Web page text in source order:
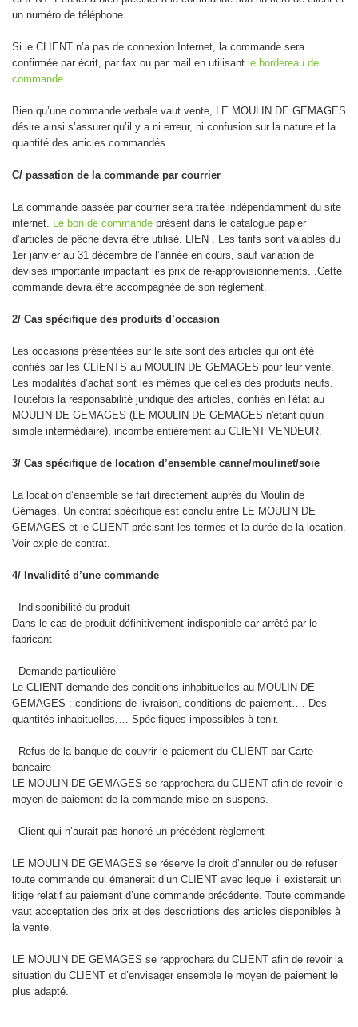
un numéro de téléphone.
Si le CLIENT n’a pas de connexion Internet, la commande sera
confirmée par écrit, par fax ou par mail en utilisant le bordereau de
commande.
Bien qu’une commande verbale vaut vente, LE MOULIN DE GEMAGES
désire ainsi s’assurer qu’il y a ni erreur, ni confusion sur la nature et la
quantité des articles commandés..
C/ passation de la commande par courrier
La commande passée par courrier sera traitée indépendamment du site
internet. Le bon de commande présent dans le catalogue papier
d’articles de pêche devra être utilisé. LIEN , Les tarifs sont valables du
1er janvier au 31 décembre de l’année en cours, sauf variation de
devises importante impactant les prix de ré-approvisionnements. .Cette
commande devra être accompagnée de son règlement.
2/ Cas spécifique des produits d’occasion
Les occasions présentées sur le site sont des articles qui ont été
confiés par les CLIENTS au MOULIN DE GEMAGES pour leur vente.
Les modalités d’achat sont les mêmes que celles des produits neufs.
Toutefois la responsabilité juridique des articles, confiés en l'état au
MOULIN DE GEMAGES (LE MOULIN DE GEMAGES n'étant qu'un
simple intermédiaire), incombe entièrement au CLIENT VENDEUR.
3/ Cas spécifique de location d’ensemble canne/moulinet/soie
La location d’ensemble se fait directement auprès du Moulin de
Gémages. Un contrat spécifique est conclu entre LE MOULIN DE
GEMAGES et le CLIENT précisant les termes et la durée de la location.
Voir exple de contrat.
4/ Invalidité d’une commande
- Indisponibilité du produit
Dans le cas de produit définitivement indisponible car arrêté par le
fabricant
- Demande particulière
Le CLIENT demande des conditions inhabituelles au MOULIN DE
GEMAGES : conditions de livraison, conditions de paiement…. Des
quantités inhabituelles,… Spécifiques impossibles à tenir.
- Refus de la banque de couvrir le paiement du CLIENT par Carte
bancaire
LE MOULIN DE GEMAGES se rapprochera du CLIENT afin de revoir le
moyen de paiement de la commande mise en suspens.
- Client qui n’aurait pas honoré un précédent règlement
LE MOULIN DE GEMAGES se réserve le droit d’annuler ou de refuser
toute commande qui émanerait d’un CLIENT avec lequel il existerait un
litige relatif au paiement d’une commande précédente. Toute commande
vaut acceptation des prix et des descriptions des articles disponibles à
la vente.
LE MOULIN DE GEMAGES se rapprochera du CLIENT afin de revoir la
situation du CLIENT et d’envisager ensemble le moyen de paiement le
plus adapté.